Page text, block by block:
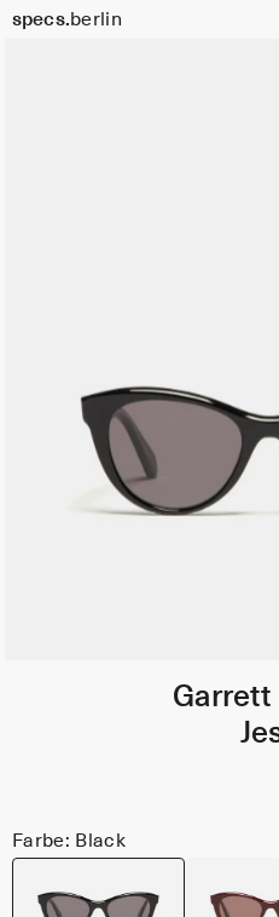
specs.berlin
Warenkorb
Farbe: Black
Größe
51